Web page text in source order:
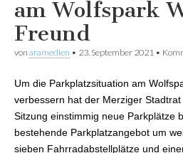
am Wolfspark
Freund
von aramedien • 23. September 2021 •
Um die Parkplatzsituation am
verbessern hat der Merziger
Sitzung einstimmig neue Parkplätze
bestehende Parkplatzangebot um
sieben Fahrradabstellplätze und